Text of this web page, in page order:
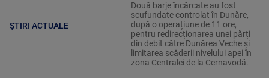
ȘTIRI ACTUALE
Două barje încărcate au fost
scufundate controlat în Dunăre,
după o operațiune de 11 ore,
pentru redirecționarea unei părți
din debit către Dunărea Veche și
limitarea scăderii nivelului apei în
zona Centralei de la Cernavodă.